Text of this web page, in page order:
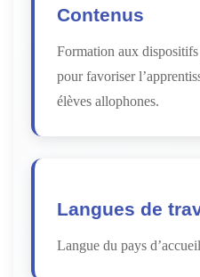
Contenus
Formation aux
pour favoriser
élèves allophones.
Langues de
Langue du pays